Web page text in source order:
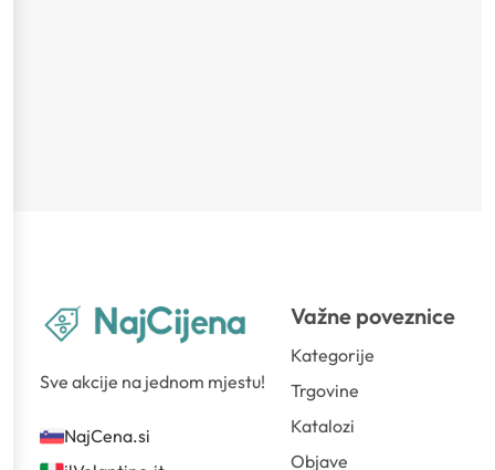
Sve akcije na jednom mjestu!
NajCena.si
Važne poveznice
Kategorije
Trgovine
Katalozi
Objave